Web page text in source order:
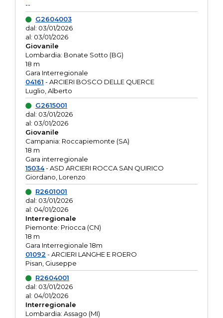
--
G2604003
dal: 03/01/2026
al: 03/01/2026
Giovanile
Lombardia: Bonate Sotto (BG)
18 m
Gara Interregionale
04161 - ARCIERI BOSCO DELLE QUERCE
Luglio, Alberto
G2615001
dal: 03/01/2026
al: 03/01/2026
Giovanile
Campania: Roccapiemonte (SA)
18 m
Gara interregionale
15034- ASD ARCIERI ROCCA SAN QUIRICO
Giordano, Lorenzo
R2601001
dal: 03/01/2026
al: 04/01/2026
Interregionale
Piemonte: Priocca (CN)
18 m
Gara Interregionale 18m
01092 - ARCIERI LANGHE E ROERO
Pisan, Giuseppe
R2604001
dal: 03/01/2026
al: 04/01/2026
Interregionale
Lombardia: Assago (MI)